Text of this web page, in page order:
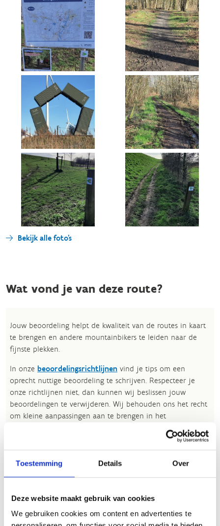
Toestemming Details Over
Deze website maakt gebruik van cookies
We gebruiken cookies om content en advertenties te
Bekijk alle foto's
Wat vond je van deze route?
Jouw beoordeling helpt de kwaliteit van de routes in kaart
te brengen en andere mountainbikers te leiden naar de
fijnste plekken.
In onze beoordelingsrichtlijnen vind je tips om een
oprecht nuttige beoordeling te schrijven. Respecteer je
onze richtlijnen niet, dan kunnen wij beslissen jouw
beoordelingen te verwijderen. Wij behouden ons het recht
om kleine aanpassingen aan te brengen in het
tekstgedeelte van jouw evaluatie zonder de feitelijke
inhoud ervan te veranderen, bijvoorbeeld om taalfouten
en leesbaarheid te verbeteren.​
Voor meer informatie over onze routestructuren, neem een
Wil je een probleem melden op een route? Ga dan naar
het Routemeldpunt.